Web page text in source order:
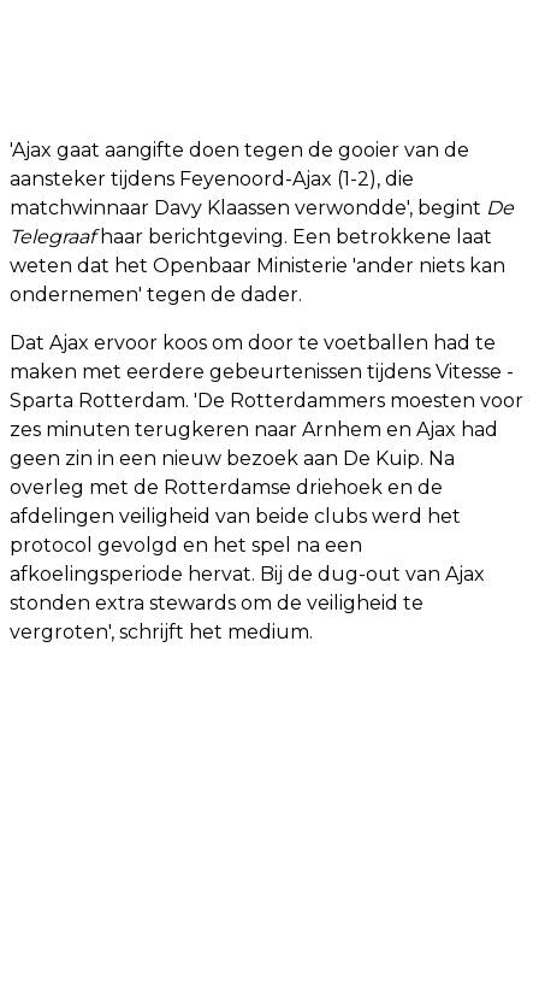
'Ajax gaat aangifte doen tegen de gooier van de
aansteker tijdens Feyenoord-Ajax (1-2), die
matchwinnaar Davy Klaassen verwondde', begint De
Telegraafhaar berichtgeving. Een betrokkene laat
weten dat het Openbaar Ministerie 'ander niets kan
ondernemen' tegen de dader.
Dat Ajax ervoor koos om door te voetballen had te
maken met eerdere gebeurtenissen tijdens Vitesse -
Sparta Rotterdam. 'De Rotterdammers moesten voor
zes minuten terugkeren naar Arnhem en Ajax had
geen zin in een nieuw bezoek aan De Kuip. Na
overleg met de Rotterdamse driehoek en de
afdelingen veiligheid van beide clubs werd het
protocol gevolgd en het spel na een
afkoelingsperiode hervat. Bij de dug-out van Ajax
stonden extra stewards om de veiligheid te
vergroten', schrijft het medium.